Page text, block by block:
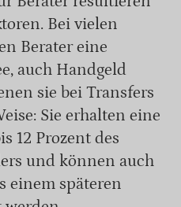
Bei vielen
Berater eine
auch Handgeld
sie bei Transfers
Sie erhalten eine
12 Prozent des
und können auch
einem späteren